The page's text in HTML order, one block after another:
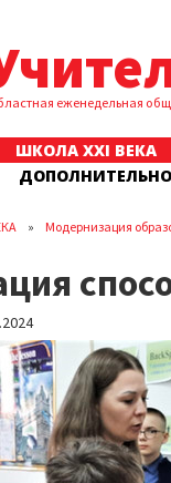
еженедельная
ШКОЛА XXI ВЕКА
Модернизация